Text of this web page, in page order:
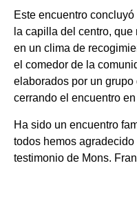
Este encuentro
la capilla del centro,
en un clima de
el comedor de la
elaborados por un
cerrando el encuentro
Ha sido un encuentro
todos hemos
testimonio de Mons.